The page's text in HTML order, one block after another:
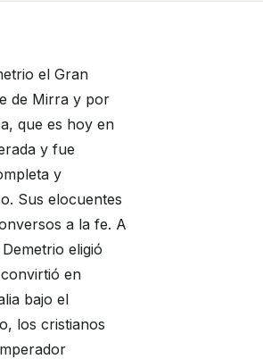
el Gran
de Mirra y por
que es hoy en
y fue
y
Sus elocuentes
a la fe. A
eligió
en
bajo el
los cristianos